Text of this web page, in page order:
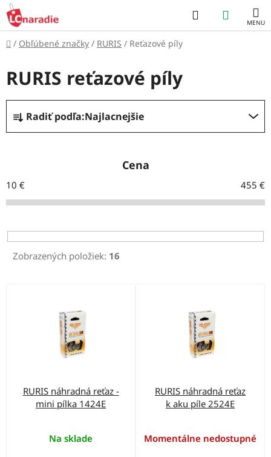
Prejsť
na
obsah
Hľadať
KOŠÍK
Domov
/ Obľúbené značky / RURIS / Reťazové píly
RURIS reťazové píly
R
a
n
i
p
r
Radiť podľa:Najlacnejšie
Cena
10 € 455 €
Zobrazených položiek: 16
RURIS náhradná reťaz -
mini pílka 1424E
Na sklade
RURIS náhradná reťaz
k aku píle 2524E
Momentálne nedostupné